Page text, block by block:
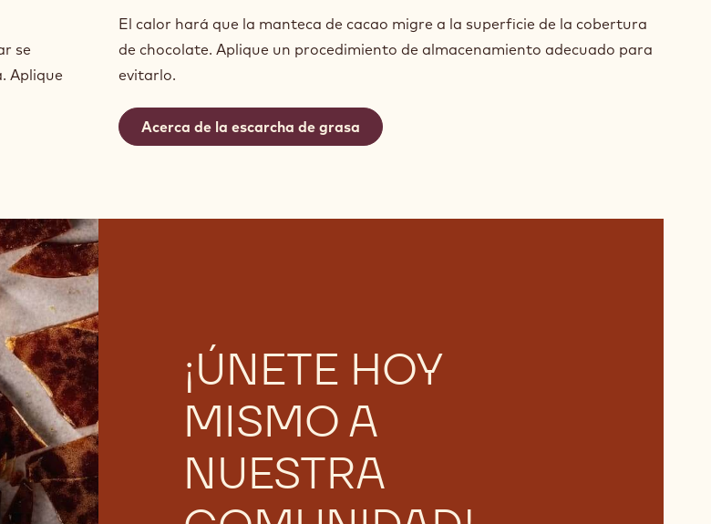
se
Aplique
El calor hará que la manteca de cacao migre a la superficie de la cobertura
de chocolate. Aplique un procedimiento de almacenamiento adecuado para
evitarlo.
Acerca de la escarcha de grasa
¡ÚNETE HOY
MISMO A
NUESTRA